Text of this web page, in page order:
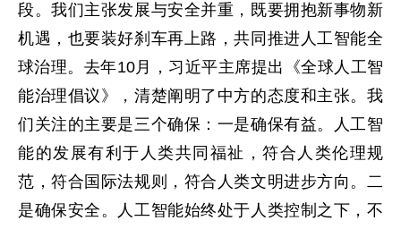
段。我们主张发展与安全并重，既要拥抱新事物新
机遇，也要装好刹车再上路，共同推进人工智能全
球治理。去年10月，习近平主席提出《全球人工智
能治理倡议》，清楚阐明了中方的态度和主张。我
们关注的主要是三个确保：一是确保有益。人工智
能的发展有利于人类共同福祉，符合人类伦理规
范，符合国际法规则，符合人类文明进步方向。二
是确保安全。人工智能始终处于人类控制之下，不